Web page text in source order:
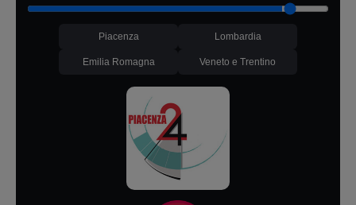
Piacenza Lombardia
Emilia Romagna Veneto e Trentino